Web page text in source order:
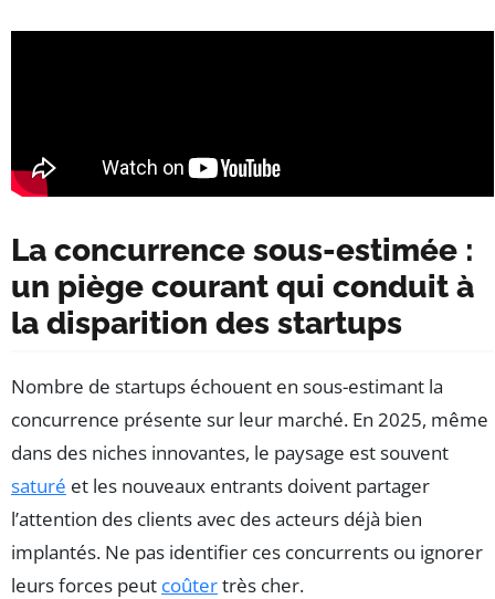
La concurrence sous-estimée :
un piège courant qui conduit à
la disparition des startups
Nombre de startups échouent en sous-estimant la
concurrence présente sur leur marché. En 2025, même
dans des niches innovantes, le paysage est souvent
saturé et les nouveaux entrants doivent partager
l’attention des clients avec des acteurs déjà bien
implantés. Ne pas identifier ces concurrents ou ignorer
leurs forces peut coûtertrès cher.